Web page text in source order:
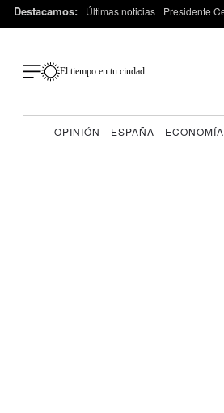
Destacamos: Últimas noticias Presidente
El tiempo en tu ciudad
OPINIÓN ESPAÑA ECONOMÍA